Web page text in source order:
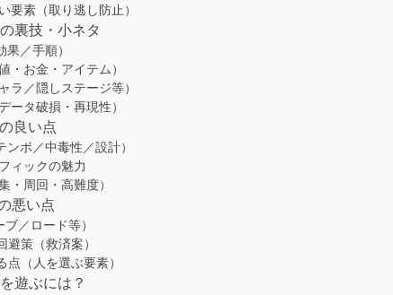
要素（取り逃し防止）
裏技・小ネタ
／手順）
・お金・アイテム）
ラ／隠しステージ等）
ータ破損・再現性）
良い点
ポ／中毒性／設計）
ィックの魅力
・周回・高難度）
悪い点
／ロード等）
策（救済案）
（人を選ぶ要素）
遊ぶには？